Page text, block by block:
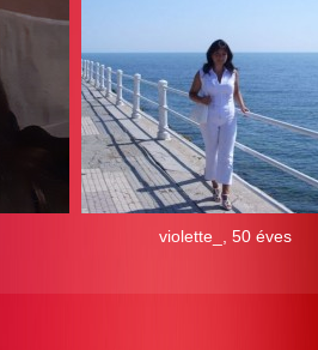
violette_, 50 éves